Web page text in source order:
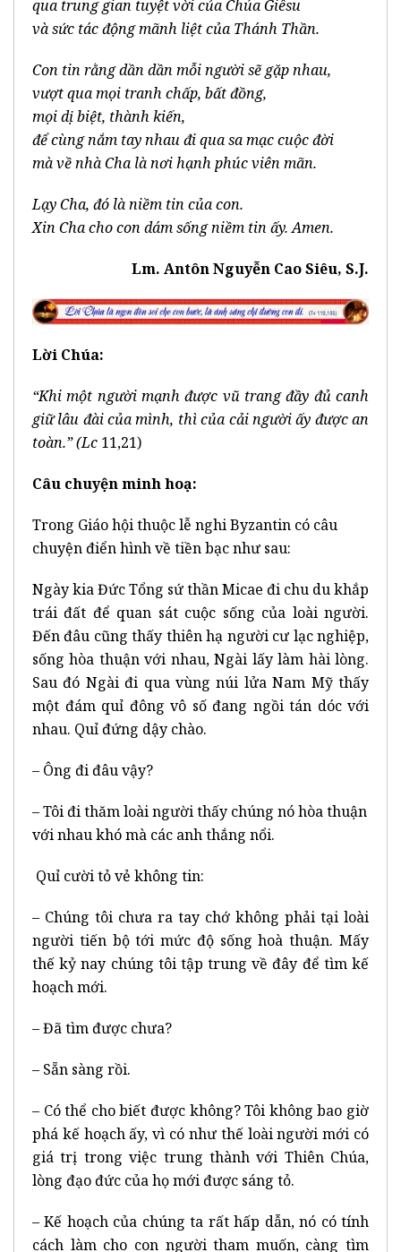
qua trung gian tuyệt vời của Chúa Giêsu
và sức tác động mãnh liệt của Thánh Thần.
Con tin rằng dần dần mỗi người sẽ gặp nhau,
vượt qua mọi tranh chấp, bất đồng,
mọi dị biệt, thành kiến,
để cùng nắm tay nhau đi qua sa mạc cuộc đời
mà về nhà Cha là nơi hạnh phúc viên mãn.
Lạy Cha, đó là niềm tin của con.
Xin Cha cho con dám sống niềm tin ấy. Amen.
Lm. Antôn Nguyễn Cao Siêu, S.J.
Lời Chúa:
“Khi một người mạnh được vũ trang đầy đủ canh
giữ lâu đài của mình, thì của cải người ấy được an
toàn.” (Lc 11,21)
Câu chuyện minh hoạ:
Trong Giáo hội thuộc lễ nghi Byzantin có câu
chuyện điển hình về tiền bạc như sau:
Ngày kia Đức Tổng sứ thần Micae đi chu du khắp
trái đất để quan sát cuộc sống của loài người.
Đến đâu cũng thấy thiên hạ người cư lạc nghiệp,
sống hòa thuận với nhau, Ngài lấy làm hài lòng.
Sau đó Ngài đi qua vùng núi lửa Nam Mỹ thấy
một đám quỉ đông vô số đang ngồi tán dóc với
nhau. Quỉ đứng dậy chào.
– Ông đi đâu vậy?
– Tôi đi thăm loài người thấy chúng nó hòa thuận
với nhau khó mà các anh thắng nổi.
Quỉ cười tỏ vẻ không tin:
– Chúng tôi chưa ra tay chớ không phải tại loài
người tiến bộ tới mức độ sống hoà thuận. Mấy
thế kỷ nay chúng tôi tập trung về đây để tìm kế
hoạch mới.
– Đã tìm được chưa?
– Sẵn sàng rồi.
– Có thể cho biết được không? Tôi không bao giờ
phá kế hoạch ấy, vì có như thế loài người mới có
giá trị trong việc trung thành với Thiên Chúa,
lòng đạo đức của họ mới được sáng tỏ.
– Kế hoạch của chúng ta rất hấp dẫn, nó có tính
cách làm cho con người tham muốn, càng tìm